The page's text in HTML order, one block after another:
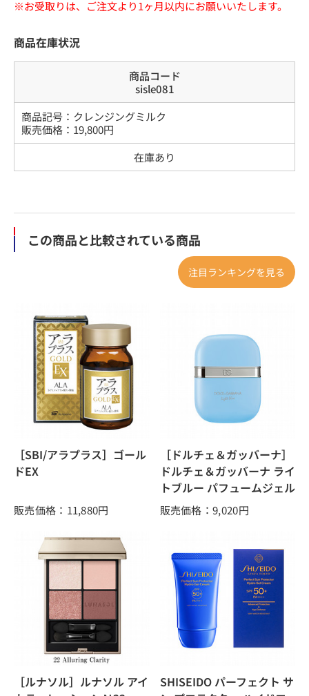
※お受取りは、ご注文より1ヶ月以内にお願いいたします。
商品在庫状況
商品コード
sisle081
商品記号： クレンジングミルク
販売価格： 19,800円
在庫あり
この商品と比較されている商品
注目ランキングを見る
［SBI/アラプラス］ゴール
ドEX
販売価格：11,880円
［ドルチェ＆ガッバーナ］
ドルチェ＆ガッバーナ ライ
トブルー パフュームジェル
販売価格：9,020円
［ルナソル］ルナソル アイ
SHISEIDO パーフェクト サ